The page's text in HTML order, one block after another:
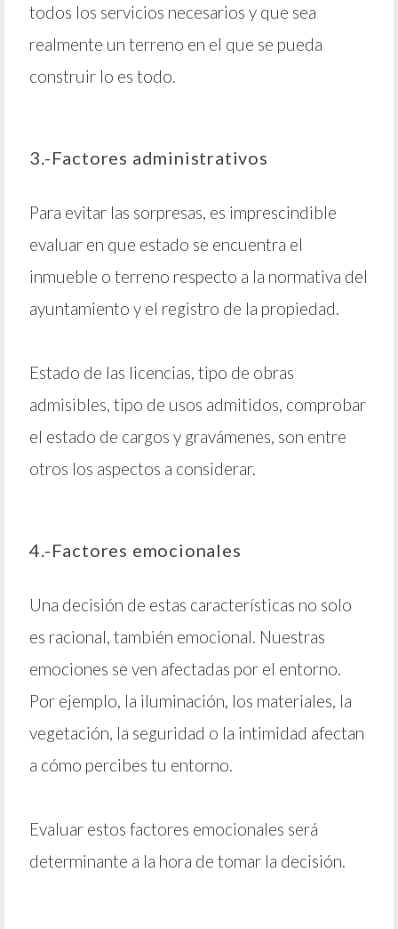
todos los servicios necesarios y que sea
realmente un terreno en el que se pueda
construir lo es todo.
3.-Factores administrativos
Para evitar las sorpresas, es imprescindible
evaluar en que estado se encuentra el
inmueble o terreno respecto a la normativa del
ayuntamiento y el registro de la propiedad.
Estado de las licencias, tipo de obras
admisibles, tipo de usos admitidos, comprobar
el estado de cargos y gravámenes, son entre
otros los aspectos a considerar.
4.-Factores emocionales
Una decisión de estas características no solo
es racional, también emocional. Nuestras
emociones se ven afectadas por el entorno.
Por ejemplo, la iluminación, los materiales, la
vegetación, la seguridad o la intimidad afectan
a cómo percibes tu entorno.
Evaluar estos factores emocionales será
determinante a la hora de tomar la decisión.